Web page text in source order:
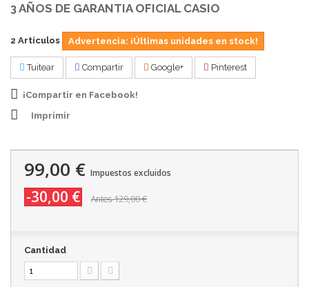
3 AÑOS DE GARANTIA OFICIAL CASIO
2 Artículos Advertencia: ¡Últimas unidades en stock!
Tuitear Compartir Google+ Pinterest
¡Compartir en Facebook!
Imprimir
99,00 € Impuestos excluidos
-30,00 € Antes129,00 €
Cantidad